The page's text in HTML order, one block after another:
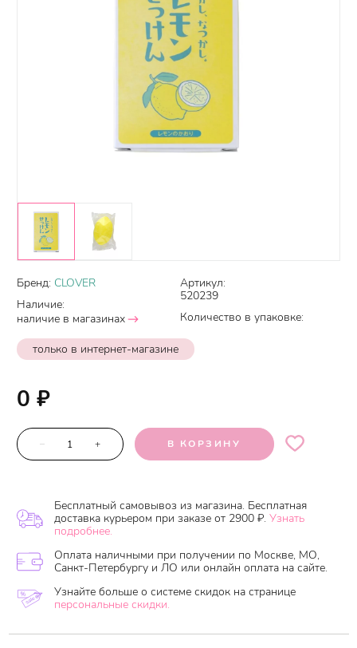
Бренд: CLOVER
Наличие:
наличие в магазинах
Артикул:
520239
Количество в упаковке:
только в интернет-магазине
0 ₽
– + В КОРЗИНУ
Бесплатный самовывоз из магазина. Бесплатная
доставка курьером при заказе от 2900 ₽. Узнать
подробнее.
Оплата наличными при получении по Москве, МО,
Санкт-Петербургу и ЛО или онлайн оплата на сайте.
Узнайте больше о системе скидок на странице
персональные скидки.